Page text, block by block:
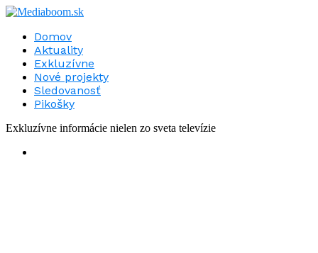
Domov
Aktuality
Exkluzívne
Nové projekty
Sledovanosť
Pikošky
Exkluzívne informácie nielen zo sveta televízie